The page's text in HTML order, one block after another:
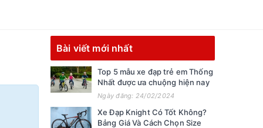
Bài viết mới nhất
Top 5 mẫu xe đạp trẻ em Thống
Nhất được ưa chuộng hiện nay
Ngày đăng: 24/02/2024
Xe Đạp Knight Có Tốt Không?
Bảng Giá Và Cách Chọn Size